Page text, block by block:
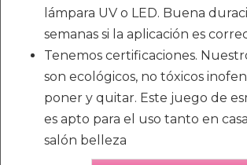
lámpara UV o LED. Buena
semanas si la aplicación es
Tenemos certificaciones.
son ecológicos, no tóxicos
poner y quitar. Este juego de
es apto para el uso tanto en
salón belleza